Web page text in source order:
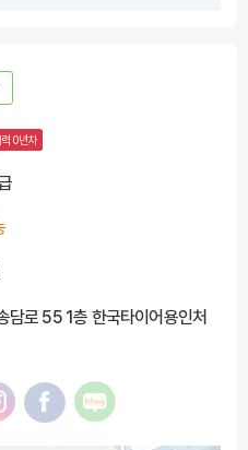
0년차
담로 55 1층 한국타이어용인처